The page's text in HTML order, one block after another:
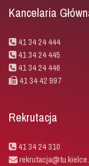
Kancelaria
41 34 24 444
41 34 24 445
41 34 24 446
41 34 42 997
Rekrutacja
41 34 24 310